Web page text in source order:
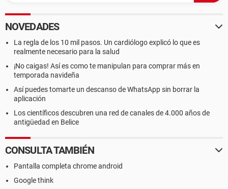
NOVEDADES
La regla de los 10 mil pasos. Un cardiólogo explicó lo que es
realmente necesario para la salud
¡No caigas! Así es como te manipulan para comprar más en
temporada navideña
Así puedes tomarte un descanso de WhatsApp sin borrar la
aplicación
Los científicos descubren una red de canales de 4.000 años de
antigüedad en Belice
CONSULTA TAMBIÉN
Pantalla completa chrome android
Google think